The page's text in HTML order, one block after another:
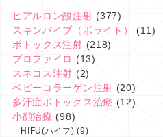
ヒアルロン酸注射 (377)
スキンバイブ（ボライト）
(11)
ボトックス注射 (218)
プロファイロ (13)
スネコス注射 (2)
ベビーコラーゲン注射 (20)
多汗症ボトックス治療 (12)
小顔治療 (98)
HIFU(ハイフ) (9)